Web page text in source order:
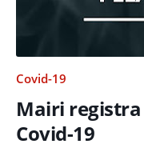
Covid-19
Mairi registra
Covid-19